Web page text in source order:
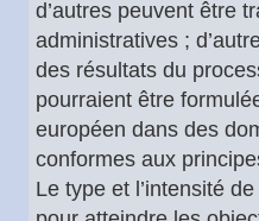
d’autres peuvent être
administratives ;
des résultats du
pourraient être
européen dans des
conformes aux
Le type et l’intensité